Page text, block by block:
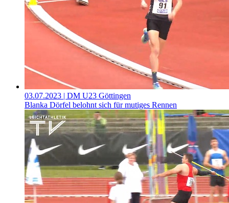
03.07.2023 | DM U23 Göttingen
Blanka Dörfel belohnt sich für mutiges Rennen